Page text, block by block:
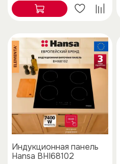
Индукционная панель
Hansa BHI68102